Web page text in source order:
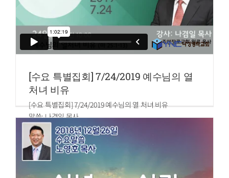
[수요 특별집회] 7/24/2019 예수님의 열
처녀 비유
[수요 특별집회] 7/24/2019 예수님의 열 처녀 비유
말씀: 나겸일 목사
마태복음 25:1~13
1.그 때에 천국은 마치 등을 들고 신랑을 맞으러 나간 열 처녀
와 같다 하리니
2.그 중의 다섯은 미련하고 다섯은 슬기 있는 자라
3.미련한 자들은 등을 가지되 기름을 가지지 아니하고